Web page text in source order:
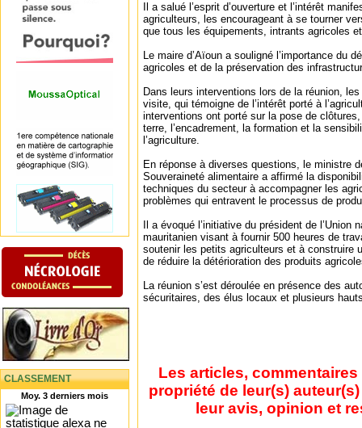
CLASSEMENT
Moy. 3 derniers mois
Il a salué l’esprit d’ouverture et l’intérêt
agriculteurs, les encourageant à se tourner
que tous les équipements, intrants agricoles
Le maire d’Aïoun a souligné l’importance du
agricoles et de la préservation des
Dans leurs interventions lors de la réunion,
visite, qui témoigne de l’intérêt porté à
interventions ont porté sur la pose de
terre, l’encadrement, la formation et la
l’agriculture.
En réponse à diverses questions, le ministre
Souveraineté alimentaire a affirmé la
techniques du secteur à accompagner les
problèmes qui entravent le processus de
Il a évoqué l’initiative du président de l’Union
mauritanien visant à fournir 500 heures de
soutenir les petits agriculteurs et à construire
de réduire la détérioration des produits
La réunion s’est déroulée en présence des
sécuritaires, des élus locaux et plusieurs
Les articles,
propriété de leur(s)
leur avis, opinion et